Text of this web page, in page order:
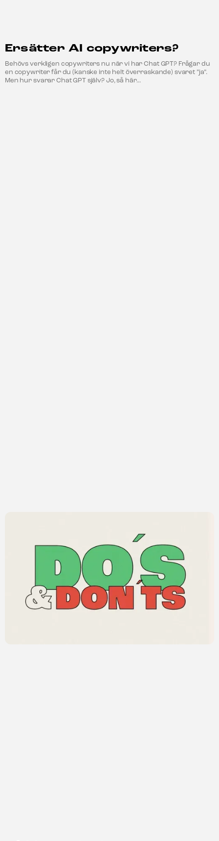
Ersätter AI copywriters?
Behövs verkligen copywriters nu när vi har Chat GPT? Frågar du
en copywriter får du (kanske inte helt överraskande) svaret ”ja”.
Men hur svarar Chat GPT själv? Jo, så här...